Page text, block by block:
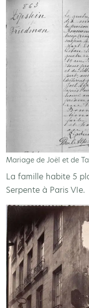
Mariage de Joël et de
La famille habite 5
Serpente à Paris VIe.